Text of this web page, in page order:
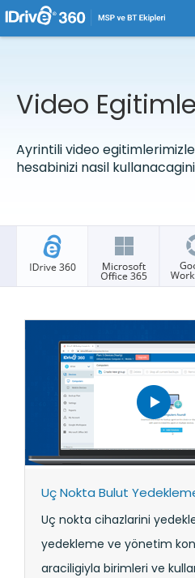
Video
Ayrintili video
hesabinizi nasil
Uç Nokta Bulut
Uç nokta cihazlarini
yedekleme ve yönetim
araciligiyla birimleri ve